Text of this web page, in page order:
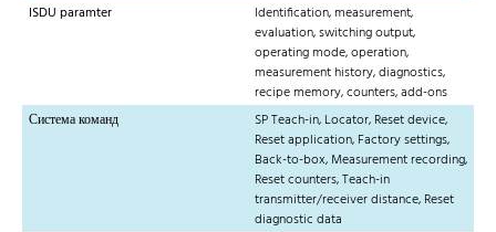
ISDU paramter
Identification, measurement,
evaluation, switching output,
operating mode, operation,
measurement history, diagnostics,
recipe memory, counters, add-ons
Система команд
SP Teach-in, Locator, Reset device,
Reset application, Factory settings,
Back-to-box, Measurement recording,
Reset counters, Teach-in
transmitter/receiver distance, Reset
diagnostic data